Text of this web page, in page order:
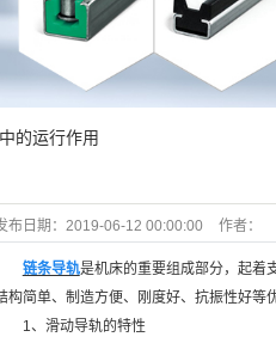
的运行作用
布日期： 2019-06-12 00:00:00 作者：
链条导轨是机床的重要组成部分，起着
构简单、制造方便、刚度好、抗振性好等
1、滑动导轨的特性